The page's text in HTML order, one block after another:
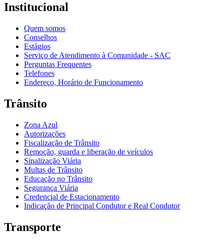
Institucional
Quem somos
Conselhos
Estágios
Serviço de Atendimento à Comunidade - SAC
Perguntas Frequentes
Telefones
Endereço, Horário de Funcionamento
Trânsito
Zona Azul
Autorizações
Fiscalização de Trânsito
Remoção, guarda e liberação de veículos
Sinalização Viária
Multas de Trânsito
Educação no Trânsito
Segurança Viária
Credencial de Estacionamento
Indicação de Principal Condutor e Real Condutor
Transporte